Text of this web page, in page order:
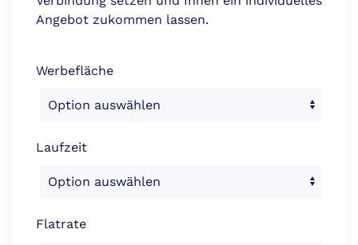
Angebot zukommen lassen.
Werbefläche
Laufzeit
Flatrate